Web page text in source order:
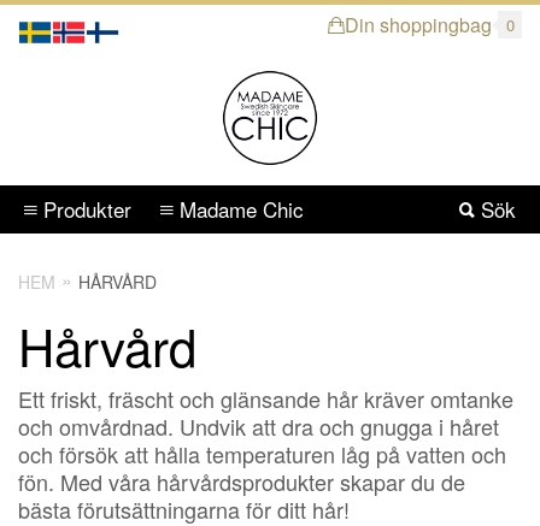
Din shoppingbag 0
Sök
Produkter Madame Chic
HEM HÅRVÅRD
Hårvård
Ett friskt, fräscht och glänsande hår kräver omtanke
och omvårdnad. Undvik att dra och gnugga i håret
och försök att hålla temperaturen låg på vatten och
fön. Med våra hårvårdsprodukter skapar du de
bästa förutsättningarna för ditt hår!